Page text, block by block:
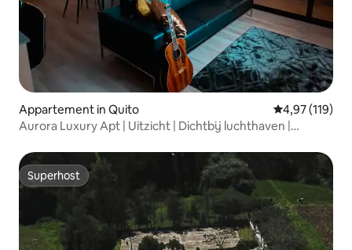
Appartement in Quito Gemiddelde
4,97 (119)
Aurora Luxury Apt | Uitzicht | Dichtbij luchthaven |
Superhost
Superhost